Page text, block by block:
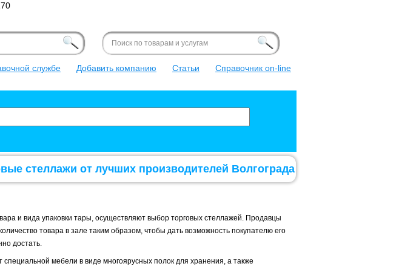
Форма поиска
Search for
Search this site
службе Добавить компанию Статьи Справочник on-line
стеллажи от лучших производителей Волгограда
и вида упаковки тары, осуществляют выбор торговых стеллажей. Продавцы
товара в зале таким образом, чтобы дать возможность покупателю его
достать.
специальной мебели в виде многоярусных полок для хранения, а также